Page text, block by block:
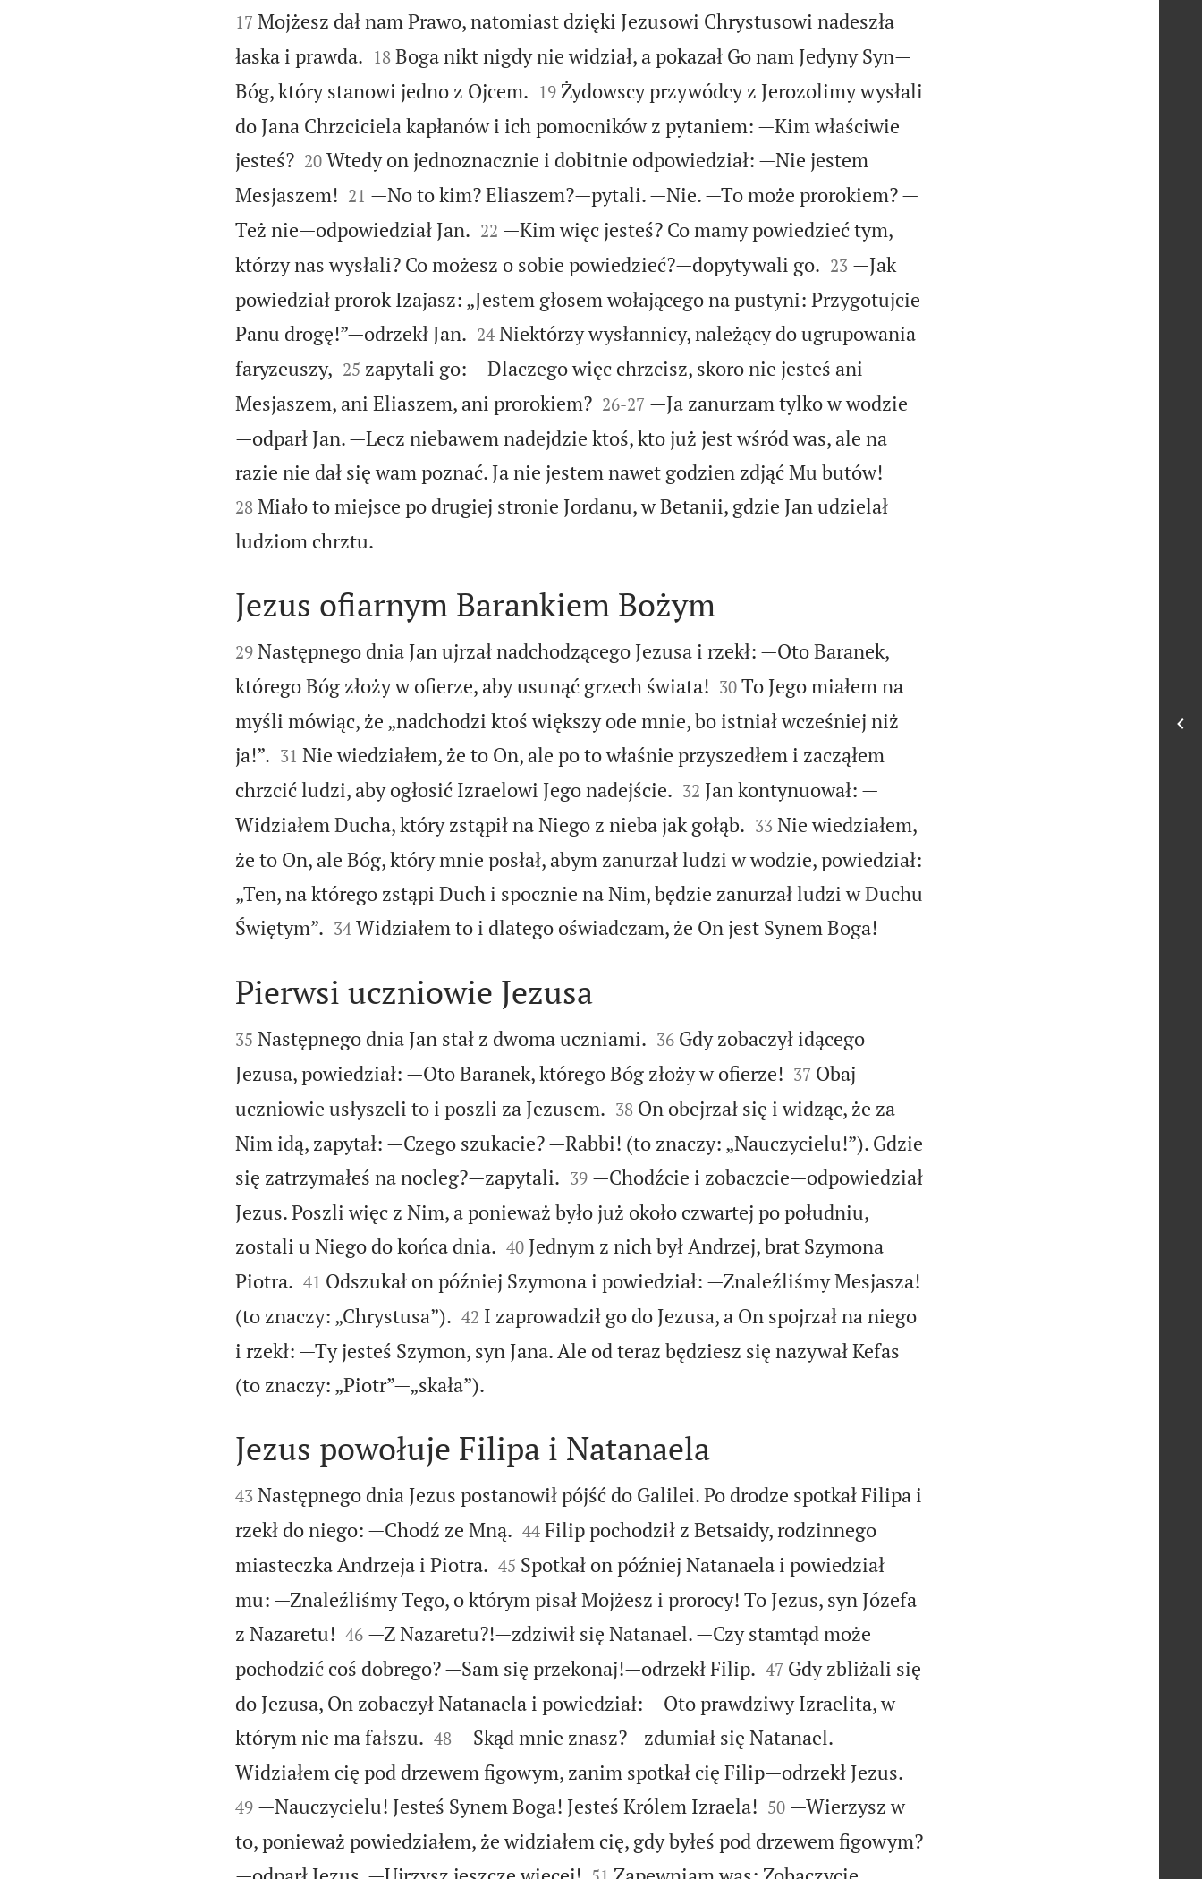
17 Mojżesz dał nam Prawo, natomiast dzięki Jezusowi Chrystusowi nadeszła
łaska i prawda.
18 Boga nikt nigdy nie widział, a pokazał Go nam Jedyny Syn—
Bóg, który stanowi jedno z Ojcem.
19 Żydowscy przywódcy z Jerozolimy wysłali
do Jana Chrzciciela kapłanów i ich pomocników z pytaniem: —Kim właściwie
jesteś?
20 Wtedy on jednoznacznie i dobitnie odpowiedział: —Nie jestem
Mesjaszem!
21 —No to kim? Eliaszem?—pytali. —Nie. —To może prorokiem? —
Też nie—odpowiedział Jan.
22 —Kim więc jesteś? Co mamy powiedzieć tym,
którzy nas wysłali? Co możesz o sobie powiedzieć?—dopytywali go.
23 —Jak
powiedział prorok Izajasz: „Jestem głosem wołającego na pustyni: Przygotujcie
Panu drogę!”—odrzekł Jan.
24 Niektórzy wysłannicy, należący do ugrupowania
faryzeuszy, 

25 zapytali go: —Dlaczego więc chrzcisz, skoro nie jesteś ani
Mesjaszem, ani Eliaszem, ani prorokiem?
26-27 —Ja zanurzam tylko w wodzie
—odparł Jan. —Lecz niebawem nadejdzie ktoś, kto już jest wśród was, ale na
razie nie dał się wam poznać. Ja nie jestem nawet godzien zdjąć Mu butów!
28 Miało to miejsce po drugiej stronie Jordanu, w Betanii, gdzie Jan udzielał
ludziom chrztu.

Jezus ofiarnym Barankiem Bożym

29 Następnego dnia Jan ujrzał nadchodzącego Jezusa i rzekł: —Oto Baranek,
którego Bóg złoży w ofierze, aby usunąć grzech świata!
30 To Jego miałem na
myśli mówiąc, że „nadchodzi ktoś większy ode mnie, bo istniał wcześniej niż
ja!”.
31 Nie wiedziałem, że to On, ale po to właśnie przyszedłem i zacząłem
chrzcić ludzi, aby ogłosić Izraelowi Jego nadejście.
32 Jan kontynuował: —
Widziałem Ducha, który zstąpił na Niego z nieba jak gołąb.
33 Nie wiedziałem,
że to On, ale Bóg, który mnie posłał, abym zanurzał ludzi w wodzie, powiedział:
„Ten, na którego zstąpi Duch i spocznie na Nim, będzie zanurzał ludzi w Duchu
Świętym”.
34 Widziałem to i dlatego oświadczam, że On jest Synem Boga!

Pierwsi uczniowie Jezusa

35 Następnego dnia Jan stał z dwoma uczniami.
36 Gdy zobaczył idącego
Jezusa, powiedział: —Oto Baranek, którego Bóg złoży w ofierze!
37 Obaj
uczniowie usłyszeli to i poszli za Jezusem.
38 On obejrzał się i widząc, że za
Nim idą, zapytał: —Czego szukacie? —Rabbi! (to znaczy: „Nauczycielu!”). Gdzie
się zatrzymałeś na nocleg?—zapytali.
39 —Chodźcie i zobaczcie—odpowiedział
Jezus. Poszli więc z Nim, a ponieważ było już około czwartej po południu,
zostali u Niego do końca dnia.
40 Jednym z nich był Andrzej, brat Szymona
Piotra.
41 Odszukał on później Szymona i powiedział: —Znaleźliśmy Mesjasza!
(to znaczy: „Chrystusa”).
42 I zaprowadził go do Jezusa, a On spojrzał na niego
i rzekł: —Ty jesteś Szymon, syn Jana. Ale od teraz będziesz się nazywał Kefas
(to znaczy: „Piotr”—„skała”).

Jezus powołuje Filipa i Natanaela

43 Następnego dnia Jezus postanowił pójść do Galilei. Po drodze spotkał Filipa i
rzekł do niego: —Chodź ze Mną.
44 Filip pochodził z Betsaidy, rodzinnego
miasteczka Andrzeja i Piotra.
45 Spotkał on później Natanaela i powiedział
mu: —Znaleźliśmy Tego, o którym pisał Mojżesz i prorocy! To Jezus, syn Józefa
z Nazaretu!
46 —Z Nazaretu?!—zdziwił się Natanael. —Czy stamtąd może
pochodzić coś dobrego? —Sam się przekonaj!—odrzekł Filip.
47 Gdy zbliżali się
do Jezusa, On zobaczył Natanaela i powiedział: —Oto prawdziwy Izraelita, w
którym nie ma fałszu.
48 —Skąd mnie znasz?—zdumiał się Natanael. —
Widziałem cię pod drzewem figowym, zanim spotkał cię Filip—odrzekł Jezus.
49 —Nauczycielu! Jesteś Synem Boga! Jesteś Królem Izraela!
50 —Wierzysz w
to, ponieważ powiedziałem, że widziałem cię, gdy byłeś pod drzewem figowym?